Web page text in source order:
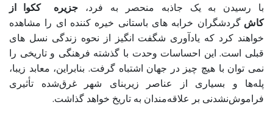
با رسیدن به یک جاذبه منحصر به فرد، جزیره ککوا از
کاشگردشگران خرابه های باستانی خیره کننده ای را مشاهده
خواهند کرد که یادآوری شگفت انگیز از نحوه زندگی نسل های
قبلی است. این احساسات وحدت با گذشته فرهنگی و تاریخی را
نمی توان با هیچ چیز در جهان اشتباه گرفت. بنابراین، معابد زیبا،
پله‌ها و بسیاری از عناصر زیربنای شهر غرق‌شده تأثیری
فراموش‌نشدنی بر علاقه‌مندان به تاریخ خواهد گذاشت.